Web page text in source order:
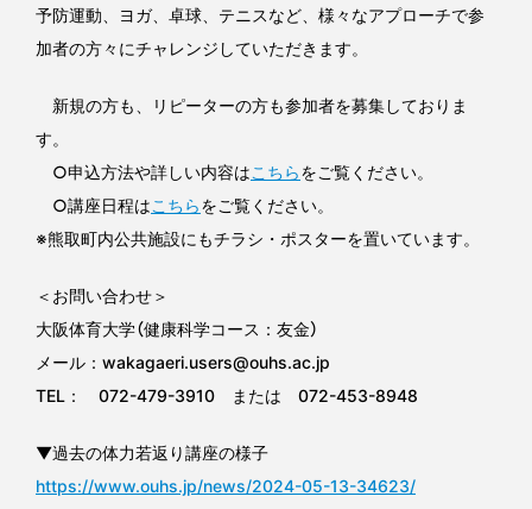
予防運動、ヨガ、卓球、テニスなど、様々なアプローチで参
加者の方々にチャレンジしていただきます。
新規の方も、リピーターの方も参加者を募集しておりま
す。
○申込方法や詳しい内容はこちらをご覧ください。
○講座日程はこちらをご覧ください。
※熊取町内公共施設にもチラシ・ポスターを置いています。
＜お問い合わせ＞
大阪体育大学（健康科学コース：友金）
メール：wakagaeri.users@ouhs.ac.jp
TEL： 072-479-3910 または 072-453-8948
▼過去の体力若返り講座の様子
https://www.ouhs.jp/news/2024-05-13-34623/